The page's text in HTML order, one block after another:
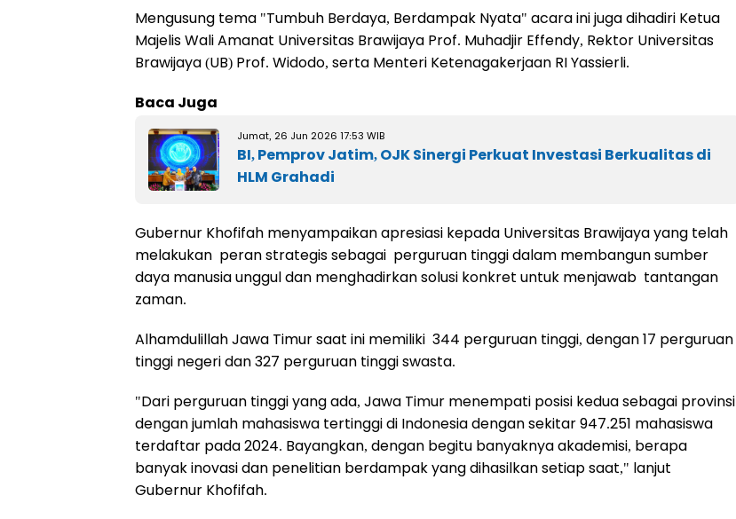
Mengusung tema "Tumbuh Berdaya, Berdampak Nyata" acara ini juga dihadiri Ketua
Majelis Wali Amanat Universitas Brawijaya Prof. Muhadjir Effendy, Rektor Universitas
Brawijaya (UB) Prof. Widodo, serta Menteri Ketenagakerjaan RI Yassierli.
Baca Juga
Jumat, 26 Jun 2026 17:53 WIB
BI, Pemprov Jatim, OJK Sinergi Perkuat Investasi Berkualitas di
HLM Grahadi
Gubernur Khofifah menyampaikan apresiasi kepada Universitas Brawijaya yang telah
melakukan peran strategis sebagai perguruan tinggi dalam membangun sumber
daya manusia unggul dan menghadirkan solusi konkret untuk menjawab tantangan
zaman.
Alhamdulillah Jawa Timur saat ini memiliki 344 perguruan tinggi, dengan 17 perguruan
tinggi negeri dan 327 perguruan tinggi swasta.
"Dari perguruan tinggi yang ada, Jawa Timur menempati posisi kedua sebagai provinsi
dengan jumlah mahasiswa tertinggi di Indonesia dengan sekitar 947.251 mahasiswa
terdaftar pada 2024. Bayangkan, dengan begitu banyaknya akademisi, berapa
banyak inovasi dan penelitian berdampak yang dihasilkan setiap saat," lanjut
Gubernur Khofifah.